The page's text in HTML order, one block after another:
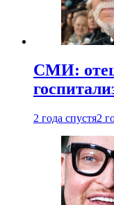
СМИ:
2 года спустя2